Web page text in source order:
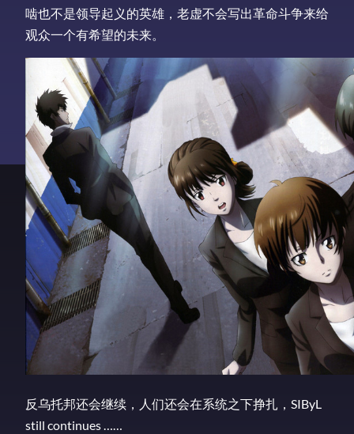
啮也不是领导起义的英雄，老虚不会写出革命斗争来给
观众一个有希望的未来。
反乌托邦还会继续，人们还会在系统之下挣扎，SIByL
still continues ……